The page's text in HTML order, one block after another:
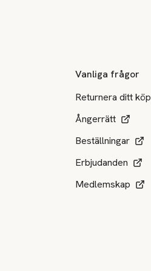
Vanliga frågor
Returnera ditt köp
Ångerrätt
Beställningar
Erbjudanden
Medlemskap